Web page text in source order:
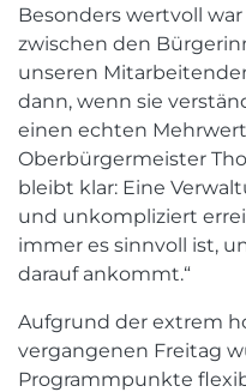
Besonders wertvoll
zwischen den
unseren
dann, wenn sie
einen echten
Oberbürgermeister
bleibt klar: Eine
und unkompliziert
immer es sinnvoll ist,
darauf ankommt.“
Aufgrund der extrem
vergangenen Freitag
Programmpunkte